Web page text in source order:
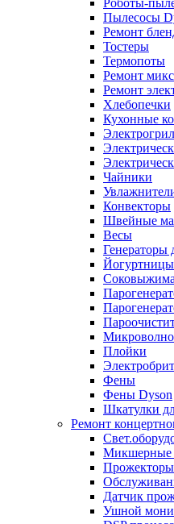
Роботы-
Пылесосы
Ремонт
Тостеры
Термопоты
Ремонт
Ремонт
Хлебопечки
Кухонные
Чайники
Конвекторы
Швейные
Весы
Генераторы
Йогуртницы
Плойки
Фены
Фены Dyson
Шкатулки
Ремонт
Микшерные
Прожекторы
Датчик
Ушной